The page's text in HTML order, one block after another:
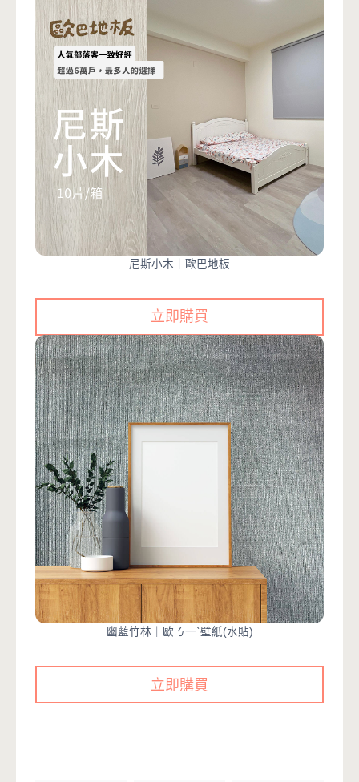
尼斯小木｜歐巴地板
立即購買
幽藍竹林｜歐ㄋ一ˋ壁紙(水貼)
立即購買